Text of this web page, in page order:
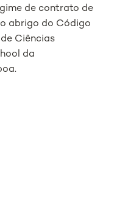
de contrato de
abrigo do Código
Ciências
da